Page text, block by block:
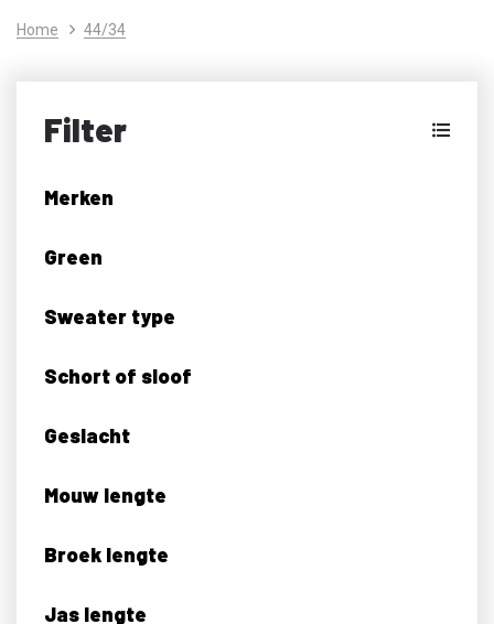
Home 44/34
Filter
Merken
Green
Sweater type
Schort of sloof
Geslacht
Mouw lengte
Broek lengte
Jas lengte